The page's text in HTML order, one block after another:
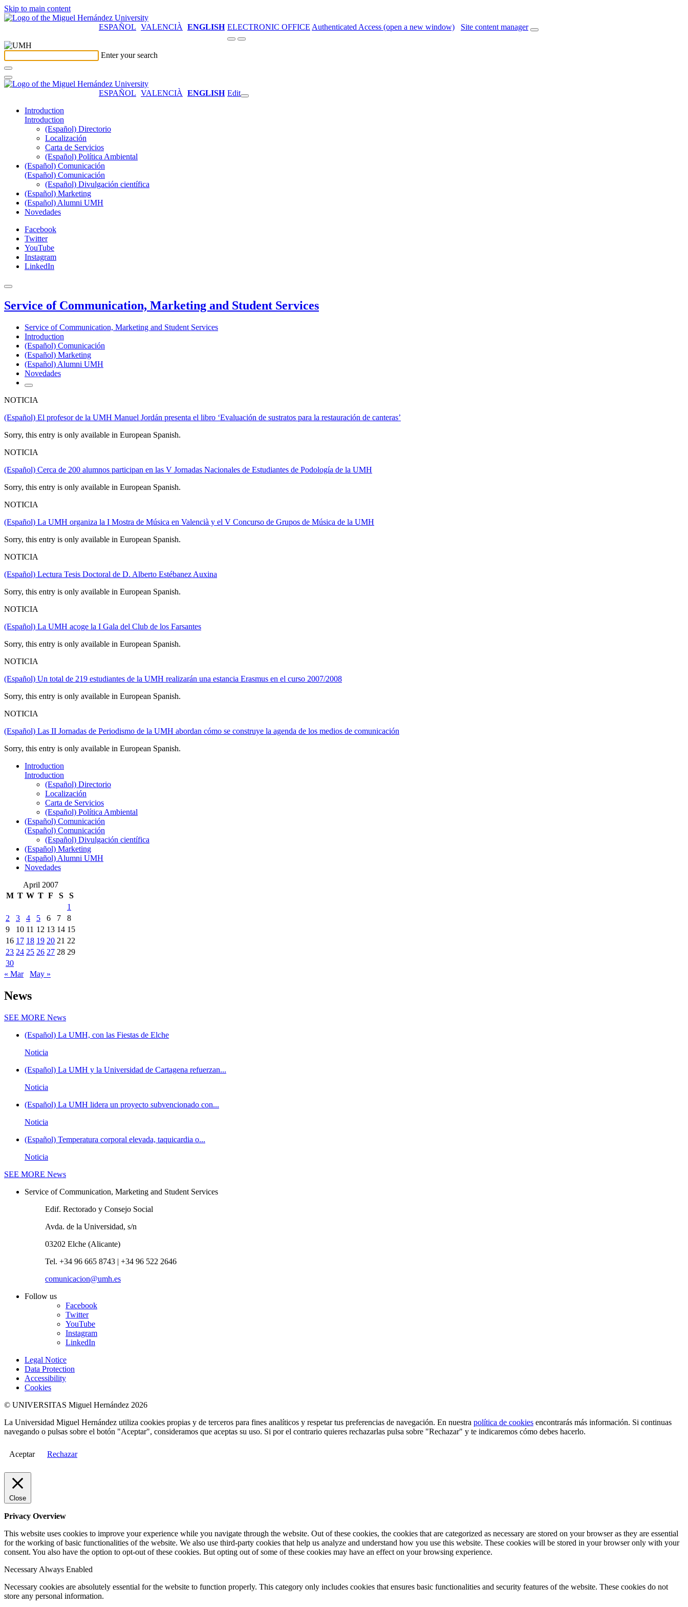
Skip to main content
ESPAÑOL VALENCIÀ ENGLISH ELECTRONIC OFFICE Authenticated Access (open a new window) Site content manager
Enter your search
ESPAÑOL VALENCIÀ ENGLISH Edit
Introduction
Introduction
(Español) Directorio
Localización
Carta de Servicios
(Español) Política Ambiental
(Español) Comunicación
(Español) Comunicación
(Español) Divulgación científica
(Español) Marketing
(Español) Alumni UMH
Novedades
Facebook
Twitter
YouTube
Instagram
LinkedIn
Service of Communication, Marketing and Student Services
Service of Communication, Marketing and Student Services
Introduction
(Español) Comunicación
(Español) Marketing
(Español) Alumni UMH
Novedades
NOTICIA
(Español) El profesor de la UMH Manuel Jordán presenta el libro ‘Evaluación de sustratos para la restauración de canteras’
Sorry, this entry is only available in European Spanish.
NOTICIA
(Español) Cerca de 200 alumnos participan en las V Jornadas Nacionales de Estudiantes de Podología de la UMH
Sorry, this entry is only available in European Spanish.
NOTICIA
(Español) La UMH organiza la I Mostra de Música en Valencià y el V Concurso de Grupos de Música de la UMH
Sorry, this entry is only available in European Spanish.
NOTICIA
(Español) Lectura Tesis Doctoral de D. Alberto Estébanez Auxina
Sorry, this entry is only available in European Spanish.
NOTICIA
(Español) La UMH acoge la I Gala del Club de los Farsantes
Sorry, this entry is only available in European Spanish.
NOTICIA
(Español) Un total de 219 estudiantes de la UMH realizarán una estancia Erasmus en el curso 2007/2008
Sorry, this entry is only available in European Spanish.
NOTICIA
(Español) Las II Jornadas de Periodismo de la UMH abordan cómo se construye la agenda de los medios de comunicación
Sorry, this entry is only available in European Spanish.
Introduction
Introduction
(Español) Directorio
Localización
Carta de Servicios
(Español) Política Ambiental
(Español) Comunicación
(Español) Comunicación
(Español) Divulgación científica
(Español) Marketing
(Español) Alumni UMH
Novedades
April 2007
M T W T F S
S
1
2
3 4 5 6 7
8
9
10 11 12 13 14 15
16 17 18 19 20 21 22
23 24 25 26 27 28 29
30
« Mar
May »
News
SEE MORE News
(Español) La UMH, con las Fiestas de Elche
Noticia
(Español) La UMH y la Universidad de Cartagena refuerzan...
Noticia
(Español) La UMH lidera un proyecto subvencionado con...
Noticia
(Español) Temperatura corporal elevada, taquicardia o...
Noticia
SEE MORE News
Service of Communication, Marketing and Student Services
Edif. Rectorado y Consejo Social
Avda. de la Universidad, s/n
03202 Elche (Alicante)
Tel. +34 96 665 8743 | +34 96 522 2646
comunicacion@umh.es
Follow us
Facebook
Twitter
YouTube
Instagram
LinkedIn
Legal Notice
Data Protection
Accessibility
Cookies
© UNIVERSITAS Miguel Hernández 2026
La Universidad Miguel Hernández utiliza cookies propias y de terceros para fines analíticos y respetar tus preferencias de navegación. En nuestra política de cookies encontrarás más información. Si continuas
navegando o pulsas sobre el botón "Aceptar", consideramos que aceptas su uso. Si por el contrario quieres rechazarlas pulsa sobre "Rechazar" y te indicaremos cómo debes hacerlo.
Aceptar Rechazar
Close
Privacy Overview
This website uses cookies to improve your experience while you navigate through the website. Out of these cookies, the cookies that are categorized as necessary are stored on your browser as they are essential
for the working of basic functionalities of the website. We also use third-party cookies that help us analyze and understand how you use this website. These cookies will be stored in your browser only with your
consent. You also have the option to opt-out of these cookies. But opting out of some of these cookies may have an effect on your browsing experience.
Necessary Always Enabled
Necessary cookies are absolutely essential for the website to function properly. This category only includes cookies that ensures basic functionalities and security features of the website. These cookies do not
store any personal information.